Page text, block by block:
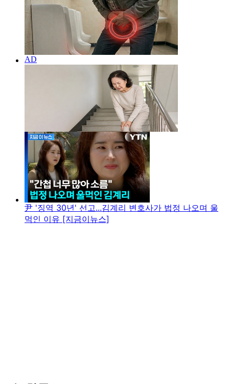
尹 '징역 30년' 선고...김계리 변호사가 법정 나오며 울
먹인 이유 [지금이뉴스]